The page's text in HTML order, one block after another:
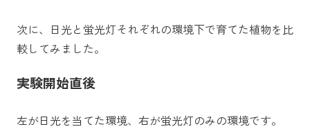
次に、日光と蛍光灯それぞれの環境下で育てた植物を比
較してみました。
実験開始直後
左が日光を当てた環境、右が蛍光灯のみの環境です。